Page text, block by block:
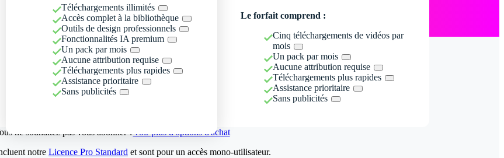
Téléchargements illimités
Accès complet à la bibliothèque
Outils de design professionnels
Fonctionnalités IA premium
Un pack par mois
Aucune attribution requise
Téléchargements plus rapides
Assistance prioritaire
Sans publicités
Le forfait comprend :
Cinq téléchargements de vidéos par
mois
Un pack par mois
Aucune attribution requise
Téléchargements plus rapides
Assistance prioritaire
Sans publicités
ne souhaitez pas vous abonner ?Voir plus d'options d'achat
notre Licence Pro Standard et sont pour un accès mono-utilisateur.